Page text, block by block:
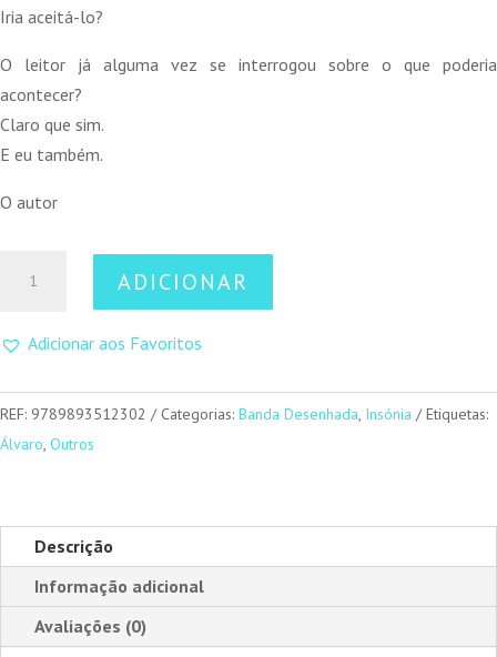
Iria aceitá-lo?
O leitor já alguma vez se interrogou sobre o que poderia
acontecer?
Claro que sim.
E eu também.
O autor
Voltei!
ADICIONAR
Adicionar aos Favoritos
REF: 9789893512302 Categorias: Banda Desenhada, Insónia
Etiquetas:
Álvaro, Outros
Descrição
Informação adicional
Avaliações (0)